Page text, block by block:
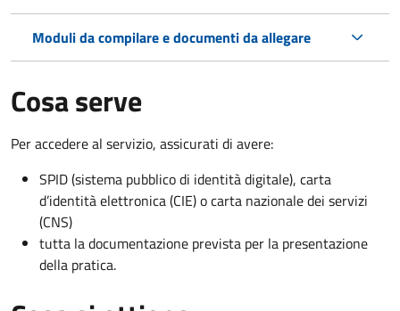
Moduli da compilare e documenti da allegare
Cosa serve
Per accedere al servizio, assicurati di avere:
SPID (sistema pubblico di identità digitale), carta
d’identità elettronica (CIE) o carta nazionale dei servizi
(CNS)
tutta la documentazione prevista per la presentazione
della pratica.